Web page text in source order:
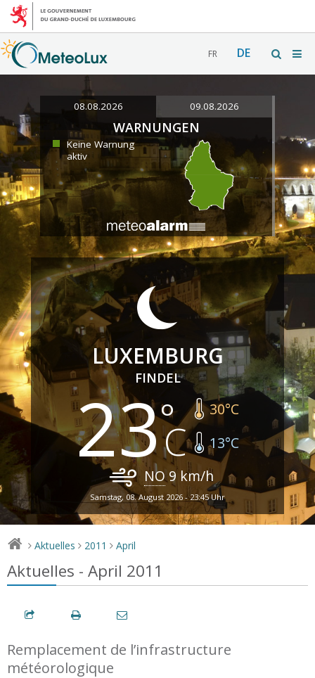
FR DE
08.08.2026 09.08.2026
WARNUNGEN
Keine Warnung
aktiv
LUXEMBURG
FINDEL
23 30°C
13°C
NO9 km/h
Samstag, 08. August 2026 - 23:45 Uhr
> Aktuelles > 2011 > April
Aktuelles - April 2011
Remplacement de l’infrastructure
météorologique